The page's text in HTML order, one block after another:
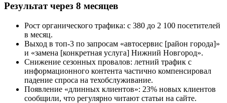
Результат через 8 месяцев
Рост органического трафика: с 380 до 2 100 посетителей
в месяц.
Выход в топ-3 по запросам «автосервис [район города]»
и «замена [конкретная услуга] Нижний Новгород».
Снижение сезонных провалов: летний трафик с
информационного контента частично компенсировал
падение спроса на техобслуживание.
Появление «длинных клиентов»: 23% новых клиентов
сообщили, что регулярно читают статьи на сайте.